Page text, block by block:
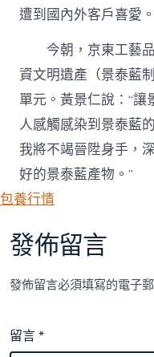
遭到國內外客戶喜愛。
今朝，京東工藝
資文明遺產（景泰藍
單元。黃景仁說：“
人感觸感染到景泰藍
我將不竭晉陞身手，
好的景泰藍產物。”
包養行情
發佈留言
發佈留言必須填寫的電子
留言*